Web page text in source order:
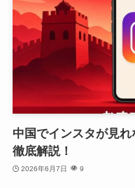
中国でインスタが見
徹底解説！
2026年6月7日 9